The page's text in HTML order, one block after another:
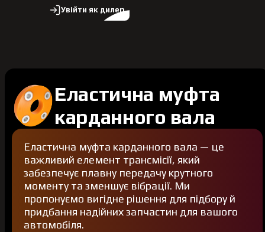
Увійти як дилер
Еластична муфта
карданного вала
Еластична муфта карданного вала — це
важливий елемент трансмісії, який
забезпечує плавну передачу крутного
моменту та зменшує вібрації. Ми
пропонуємо вигідне рішення для підбору й
придбання надійних запчастин для вашого
автомобіля.